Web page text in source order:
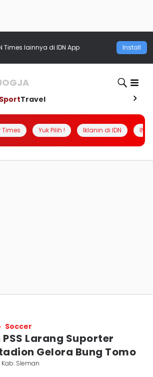
Times lainnya di IDN App Install
SportTravel
Times Yuk Pilih ! Iklanin di IDN
Soccer
Larang Suporter
Gelora Bung Tomo
Kab. Sleman